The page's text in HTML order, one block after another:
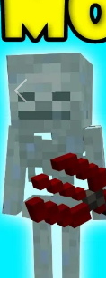
Précédent